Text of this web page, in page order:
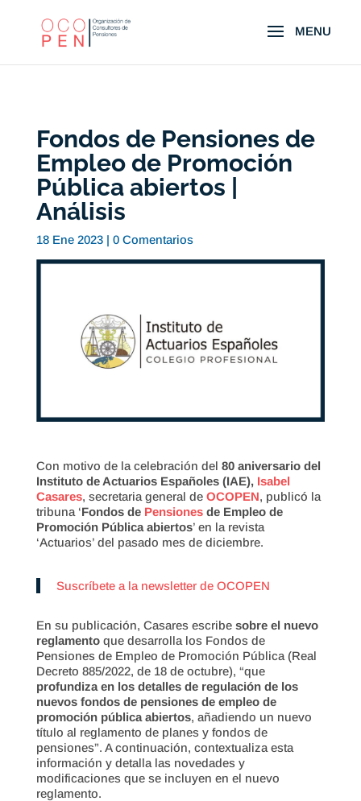
Fondos de Pensiones de
Empleo de Promoción
Pública abiertos |
Análisis
18 Ene 2023| 0 Comentarios
Con motivo de la celebración del 80 aniversario del
Instituto de Actuarios Españoles (IAE), Isabel
Casares, secretaria general de OCOPEN, publicó la
tribuna ‘Fondos de Pensionesde Empleo de
Promoción Pública abiertos’ en la revista
‘Actuarios’ del pasado mes de diciembre.
Suscríbete a la newsletter de OCOPEN
En su publicación, Casares escribe sobre el nuevo
reglamentoque desarrolla los Fondos de
Pensiones de Empleo de Promoción Pública (Real
Decreto 885/2022, de 18 de octubre), “que
profundiza en los detalles de regulación de los
nuevos fondos de pensiones de empleo de
promoción pública abiertos, añadiendo un nuevo
título al reglamento de planes y fondos de
pensiones”. A continuación, contextualiza esta
información y detalla las novedades y
modificaciones que se incluyen en el nuevo
reglamento.